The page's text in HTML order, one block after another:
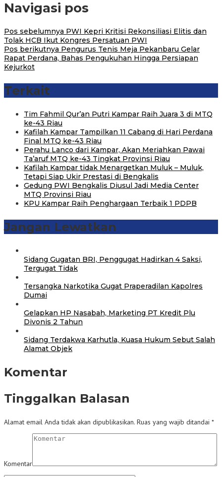
Navigasi pos
Pos sebelumnya PWI Kepri Kritisi Rekonsiliasi Elitis dan
Tolak HCB Ikut Kongres Persatuan PWI
Pos berikutnya Pengurus Tenis Meja Pekanbaru Gelar
Rapat Perdana, Bahas Pengukuhan Hingga Persiapan
Kejurkot
Terkait
Tim Fahmil Qur’an Putri Kampar Raih Juara 3 di MTQ
ke-43 Riau
Kafilah Kampar Tampilkan 11 Cabang di Hari Perdana
Final MTQ ke-43 Riau
Perahu Lanco dari Kampar, Akan Meriahkan Pawai
Ta’aruf MTQ ke-43 Tingkat Provinsi Riau
Kafilah Kampar tidak Menargetkan Muluk – Muluk,
Tetapi Siap Ukir Prestasi di Bengkalis
Gedung PWI Bengkalis Diusul Jadi Media Center
MTQ Provinsi Riau
KPU Kampar Raih Penghargaan Terbaik 1 PDPB
Jangan Lewatkan
Sidang Gugatan BRI, Penggugat Hadirkan 4 Saksi,
Tergugat Tidak
Tersangka Narkotika Gugat Praperadilan Kapolres
Dumai
Gelapkan HP Nasabah, Marketing PT Kredit Plu
Divonis 2 Tahun
Sidang Terdakwa Karhutla, Kuasa Hukum Sebut Salah
Alamat Objek
Komentar
Tinggalkan Balasan
Alamat email Anda tidak akan dipublikasikan. Ruas yang wajib ditandai *
Komentar